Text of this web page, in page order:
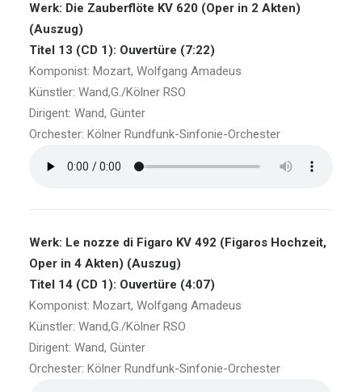
Werk: Die Zauberflöte KV 620 (Oper in 2 Akten)
(Auszug)
Titel 13 (CD 1): Ouvertüre (7:22)
Komponist: Mozart, Wolfgang Amadeus
Künstler: Wand,G./Kölner RSO
Dirigent: Wand, Günter
Orchester: Kölner Rundfunk-Sinfonie-Orchester
Werk: Le nozze di Figaro KV 492 (Figaros Hochzeit,
Oper in 4 Akten) (Auszug)
Titel 14 (CD 1): Ouvertüre (4:07)
Komponist: Mozart, Wolfgang Amadeus
Künstler: Wand,G./Kölner RSO
Dirigent: Wand, Günter
Orchester: Kölner Rundfunk-Sinfonie-Orchester